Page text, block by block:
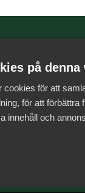
i
på denna
cookies för att
för att förbättra
innehåll och